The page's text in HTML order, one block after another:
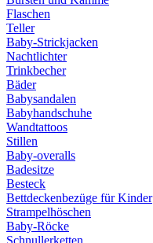
Flaschen
Teller
Baby-Strickjacken
Nachtlichter
Trinkbecher
Bäder
Babysandalen
Babyhandschuhe
Wandtattoos
Stillen
Baby-overalls
Badesitze
Besteck
Bettdeckenbezüge für Kinder
Strampelhöschen
Baby-Röcke
Schnullerketten